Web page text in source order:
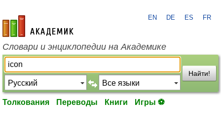
academic.ru
EN DE ES FR
Словари и энциклопедии на Академике
Найти!
Толкования Переводы Книги Игры ⚽